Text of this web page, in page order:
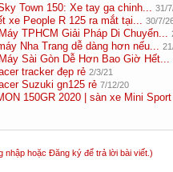
Town 150: Xe tay ga chinh... 31/
xe People R 125 ra mắt tại... 30/7/
TPHCM Giải Pháp Di Chuyển...
Nha Trang dễ dàng hơn nếu...
Sài Gòn Dễ Hơn Bao Giờ Hết...
tracker đẹp rẻ 2/3/21
Suzuki gn125 rẻ 7/12/20
150GR 2020 | sàn xe Mini Sport
nhập hoặc Đăng ký để trả lời bài viết.)